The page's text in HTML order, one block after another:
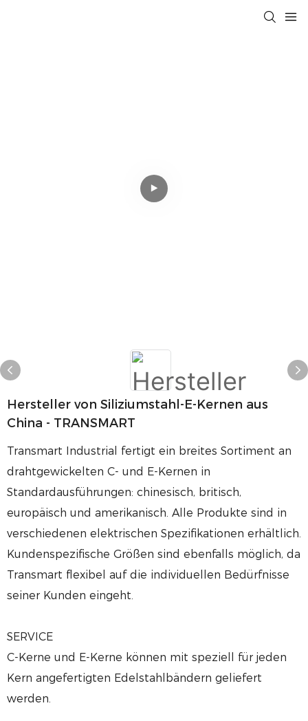
Hersteller von Siliziumstahl-E-Kernen aus
China - TRANSMART
Transmart Industrial fertigt ein breites Sortiment an
drahtgewickelten C- und E-Kernen in
Standardausführungen: chinesisch, britisch,
europäisch und amerikanisch. Alle Produkte sind in
verschiedenen elektrischen Spezifikationen erhältlich.
Kundenspezifische Größen sind ebenfalls möglich, da
Transmart flexibel auf die individuellen Bedürfnisse
seiner Kunden eingeht.
SERVICE
C-Kerne und E-Kerne können mit speziell für jeden
Kern angefertigten Edelstahlbändern geliefert
werden.